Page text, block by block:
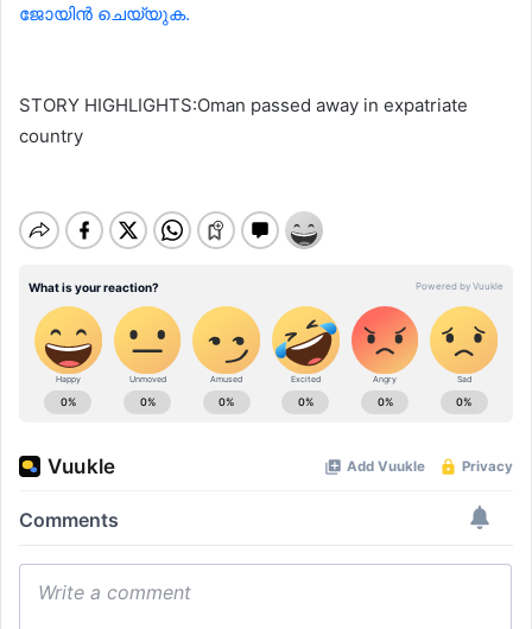
ജോയിൻ ചെയ്യുക.
STORY HIGHLIGHTS:Oman passed away in expatriate
country